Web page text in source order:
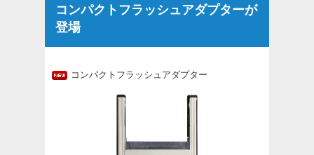
コンパクトフラッシュアダプターが
登場
コンパクトフラッシュアダプター